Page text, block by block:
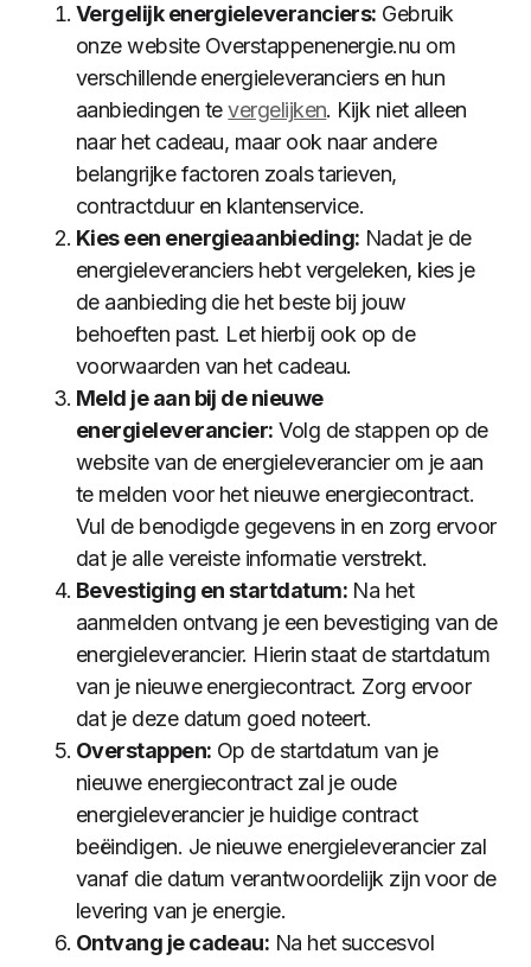
Vergelijk energieleveranciers: Gebruik
onze website Overstappenenergie.nu om
verschillende energieleveranciers en hun
aanbiedingen tevergelijken. Kijk niet alleen
naar het cadeau, maar ook naar andere
belangrijke factoren zoals tarieven,
contractduur en klantenservice.
Kies een energieaanbieding: Nadat je de
energieleveranciers hebt vergeleken, kies je
de aanbieding die het beste bij jouw
behoeften past. Let hierbij ook op de
voorwaarden van het cadeau.
Meld je aan bij de nieuwe
energieleverancier: Volg de stappen op de
website van de energieleverancier om je aan
te melden voor het nieuwe energiecontract.
Vul de benodigde gegevens in en zorg ervoor
dat je alle vereiste informatie verstrekt.
Bevestiging en startdatum:Na het
aanmelden ontvang je een bevestiging van de
energieleverancier. Hierin staat de startdatum
van je nieuwe energiecontract. Zorg ervoor
dat je deze datum goed noteert.
Overstappen: Op de startdatum van je
nieuwe energiecontract zal je oude
energieleverancier je huidige contract
beëindigen. Je nieuwe energieleverancier zal
vanaf die datum verantwoordelijk zijn voor de
levering van je energie.
Ontvang je cadeau: Na het succesvol